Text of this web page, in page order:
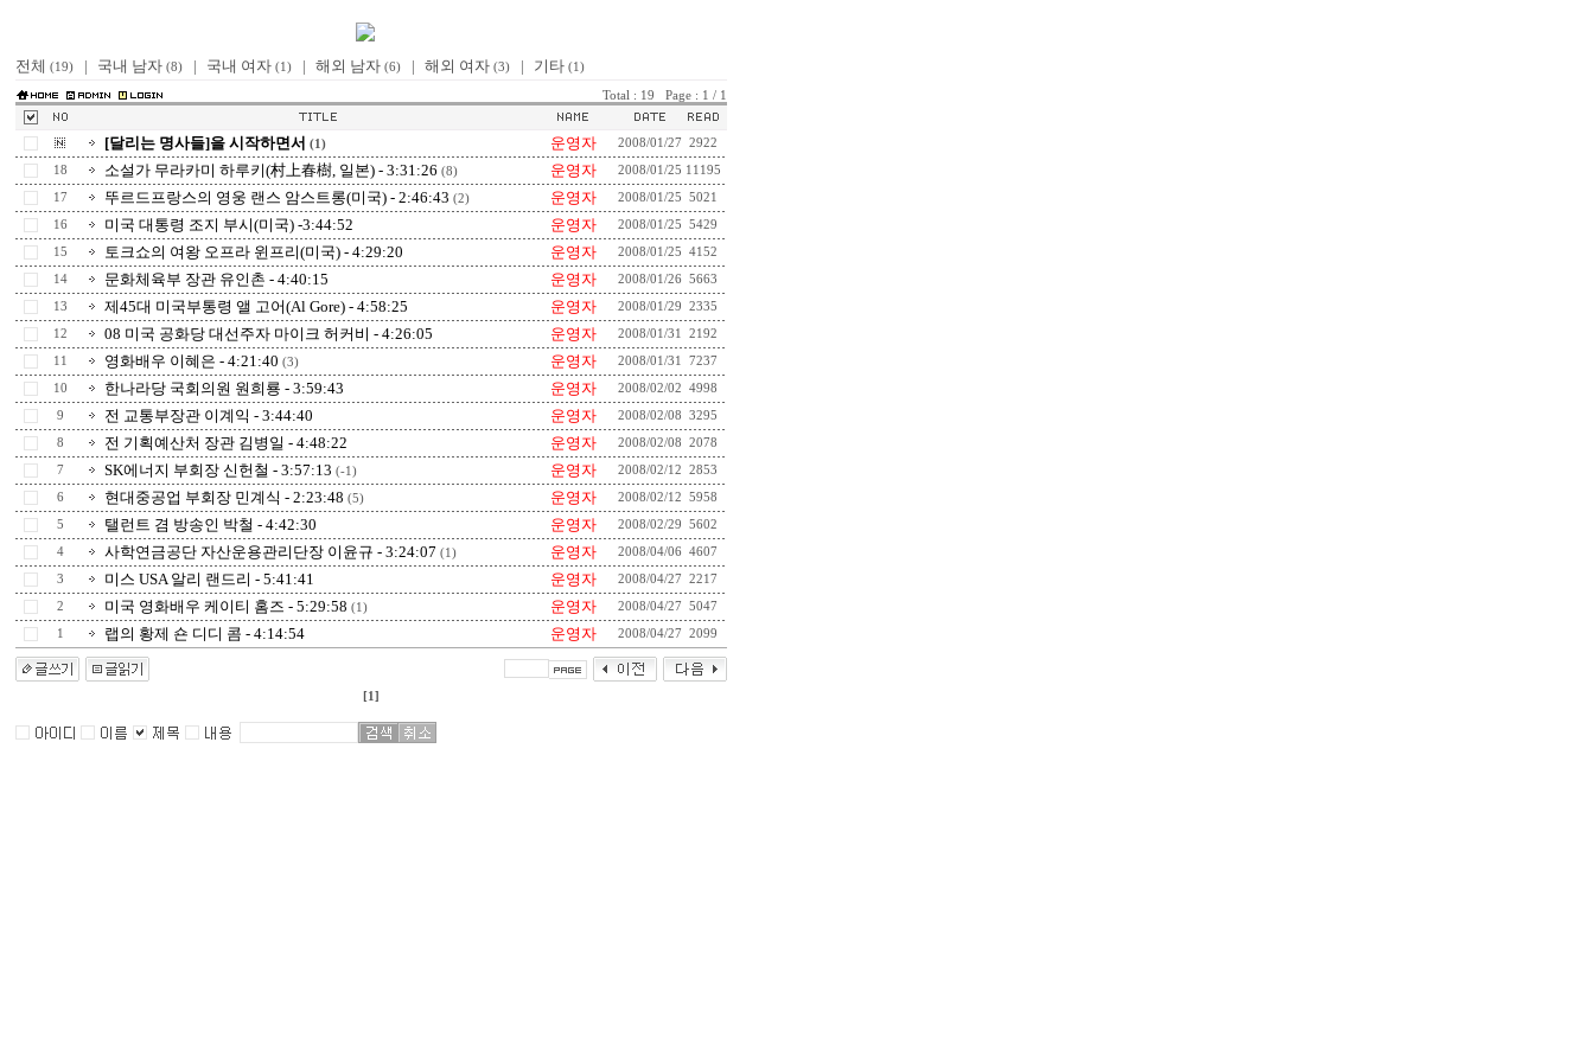
전체 (19) | 국내 남자 (8) | 국내 여자 (1) | 해외 남자 (6) | 해외 여자 (3) | 기타 (1)
Total : 19 Page : 1 / 1
[달리는 명사들]을 시작하면서 (1) 운영자 2008/01/27 2922
18 소설가 무라카미 하루키(村上春樹, 일본) - 3:31:26 (8) 운영자 2008/01/25 11195
17 뚜르드프랑스의 영웅 랜스 암스트롱(미국) - 2:46:43 (2) 운영자 2008/01/25 5021
16 미국 대통령 조지 부시(미국) -3:44:52 운영자 2008/01/25 5429
15 토크쇼의 여왕 오프라 윈프리(미국) - 4:29:20 운영자 2008/01/25 4152
14 문화체육부 장관 유인촌 - 4:40:15 운영자 2008/01/26 5663
13 제45대 미국부통령 앨 고어(Al Gore) - 4:58:25 운영자 2008/01/29 2335
12 08 미국 공화당 대선주자 마이크 허커비 - 4:26:05 운영자 2008/01/31 2192
11 영화배우 이혜은 - 4:21:40 (3) 운영자 2008/01/31 7237
10 한나라당 국회의원 원희룡 - 3:59:43 운영자 2008/02/02 4998
9 전 교통부장관 이계익 - 3:44:40 운영자 2008/02/08 3295
8 전 기획예산처 장관 김병일 - 4:48:22 운영자 2008/02/08 2078
7 SK에너지 부회장 신헌철 - 3:57:13 (-1) 운영자 2008/02/12 2853
6 현대중공업 부회장 민계식 - 2:23:48 (5) 운영자 2008/02/12 5958
5 탤런트 겸 방송인 박철 - 4:42:30 운영자 2008/02/29 5602
4 사학연금공단 자산운용관리단장 이윤규 - 3:24:07 (1) 운영자 2008/04/06 4607
3 미스 USA 알리 랜드리 - 5:41:41 운영자 2008/04/27 2217
2 미국 영화배우 케이티 홈즈 - 5:29:58 (1) 운영자 2008/04/27 5047
1 랩의 황제 숀 디디 콤 - 4:14:54 운영자 2008/04/27 2099
[1]